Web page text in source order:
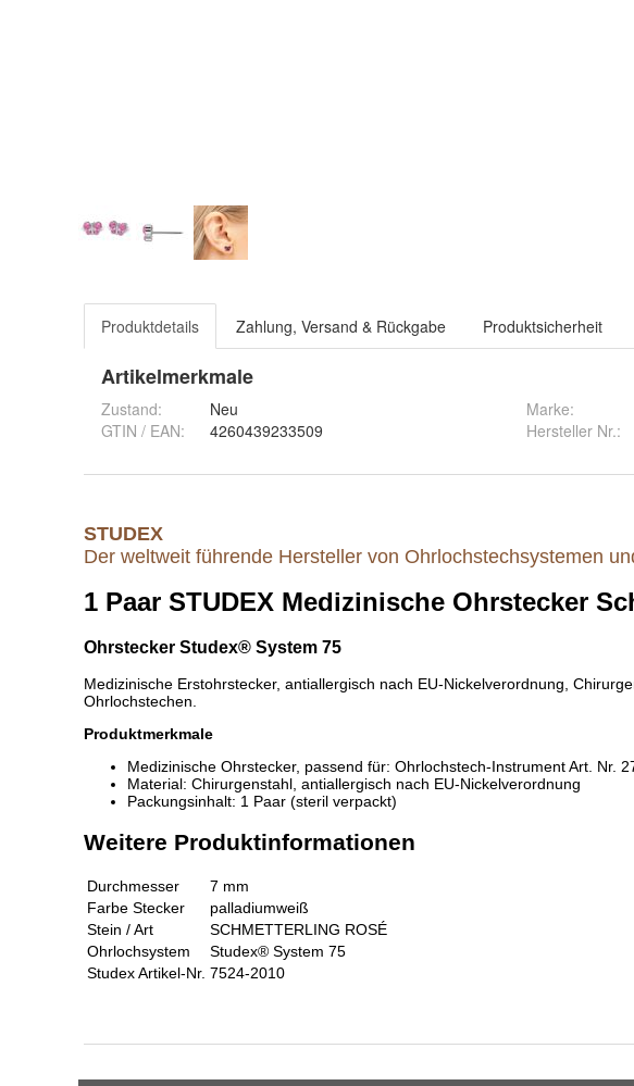
Produktdetails Zahlung, Versand & Rückgabe Produktsicherheit
Artikelmerkmale
Zustand:
Neu
GTIN / EAN:
4260439233509
Marke:
Hersteller Nr.: